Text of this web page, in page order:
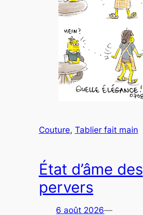
Couture, Tablier fait main
État d’âme des
pervers
6 août 2026—